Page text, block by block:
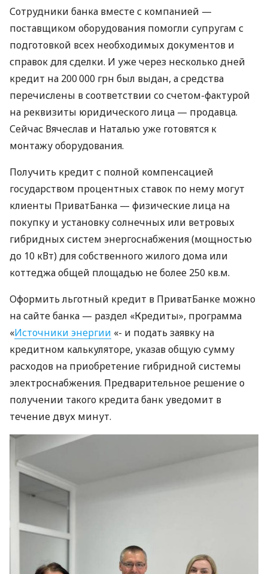
Сотрудники банка вместе с компанией —
поставщиком оборудования помогли супругам с
подготовкой всех необходимых документов и
справок для сделки. И уже через несколько дней
кредит на 200 000 грн был выдан, а средства
перечислены в соответствии со счетом-фактурой
на реквизиты юридического лица — продавца.
Сейчас Вячеслав и Наталью уже готовятся к
монтажу оборудования.
Получить кредит с полной компенсацией
государством процентных ставок по нему могут
клиенты ПриватБанка — физические лица на
покупку и установку солнечных или ветровых
гибридных систем энергоснабжения (мощностью
до 10 кВт) для собственного жилого дома или
коттеджа общей площадью не более 250 кв.м.
Оформить льготный кредит в ПриватБанке можно
на сайте банка — раздел «Кредиты», программа
«Источники энергии «- и подать заявку на
кредитном калькуляторе, указав общую сумму
расходов на приобретение гибридной системы
электроснабжения. Предварительное решение о
получении такого кредита банк уведомит в
течение двух минут.